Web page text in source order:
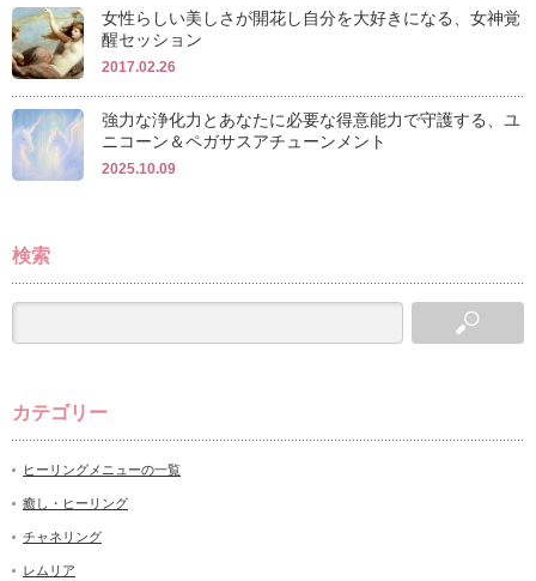
女性らしい美しさが開花し自分を大好きになる、女神覚
醒セッション
2017.02.26
強力な浄化力とあなたに必要な得意能力で守護する、ユ
ニコーン＆ペガサスアチューンメント
2025.10.09
検索
カテゴリー
ヒーリングメニューの一覧
癒し・ヒーリング
チャネリング
レムリア